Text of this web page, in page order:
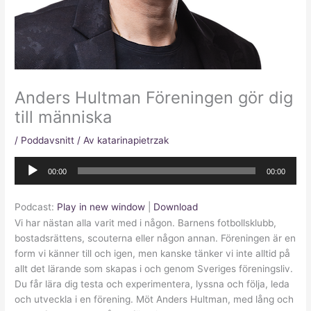
Anders Hultman Föreningen gör dig
till människa
/ Poddavsnitt / Av katarinapietrzak
Ljudspelare
00:00 00:00
Podcast: Play in new window
Download
Vi har nästan alla varit med i någon. Barnens fotbollsklubb,
bostadsrättens, scouterna eller någon annan. Föreningen är en
form vi känner till och igen, men kanske tänker vi inte alltid på
allt det lärande som skapas i och genom Sveriges föreningsliv.
Du får lära dig testa och experimentera, lyssna och följa, leda
och utveckla i en förening. Möt Anders Hultman, med lång och